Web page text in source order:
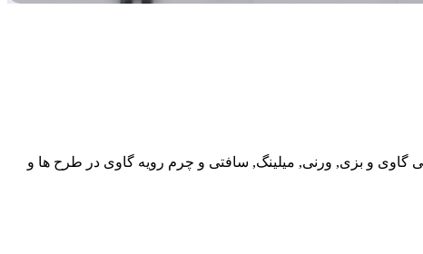
گاوی و بزی, ورنی, میلینگ, سافتی و چرم رویه گاوی در طرح ها و